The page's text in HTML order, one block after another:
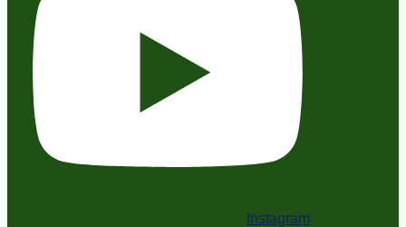
Instagram